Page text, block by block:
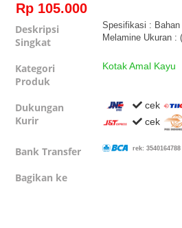
Deskripsi
Singkat
Spesifikasi :
Melamine Ukuran
Kategori
Produk
Kotak Amal Kayu
Dukungan
Kurir
cek
cek
Bank Transfer rek: 3540164788
Bagikan ke
Rp 105.000